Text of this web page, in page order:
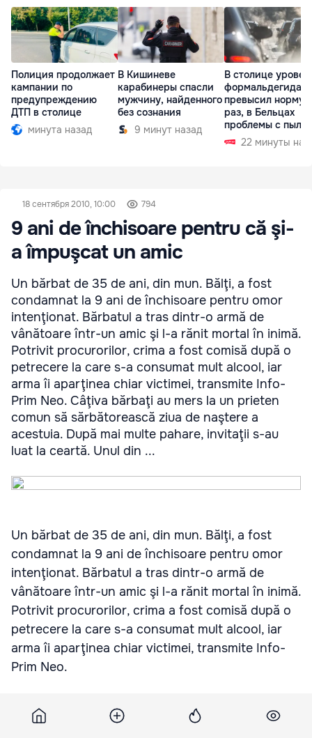
Полиция продолжает
кампании по
предупреждению
ДТП в столице
минута назад
В Кишиневе
карабинеры спасли
мужчину, найденного
без сознания
9 минут назад
В столице
формальдегида
превысил норму
раз, в Бельцах
проблемы с
22 минуты
18 сентября 2010, 10:00 794
9 ani de închisoare pentru că şi-
a împuşcat un amic
Un bărbat de 35 de ani, din mun. Bălţi, a fost
condamnat la 9 ani de închisoare pentru omor
intenţionat. Bărbatul a tras dintr-o armă de
vânătoare într-un amic şi l-a rănit mortal în inimă.
Potrivit procurorilor, crima a fost comisă după o
petrecere la care s-a consumat mult alcool, iar
arma îi aparţinea chiar victimei, transmite Info-
Prim Neo. Câţiva bărbaţi au mers la un prieten
comun să sărbătorească ziua de naştere a
acestuia. După mai multe pahare, invitaţii s-au
luat la ceartă. Unul din ...
Un bărbat de 35 de ani, din mun. Bălţi, a fost
condamnat la 9 ani de închisoare pentru omor
intenţionat. Bărbatul a tras dintr-o armă de
vânătoare într-un amic şi l-a rănit mortal în inimă.
Potrivit procurorilor, crima a fost comisă după o
petrecere la care s-a consumat mult alcool, iar
arma îi aparţinea chiar victimei, transmite Info-
Prim Neo.
Câţiva bărbaţi au mers la un prieten comun să
sărbătorească ziua de naştere a acestuia. După